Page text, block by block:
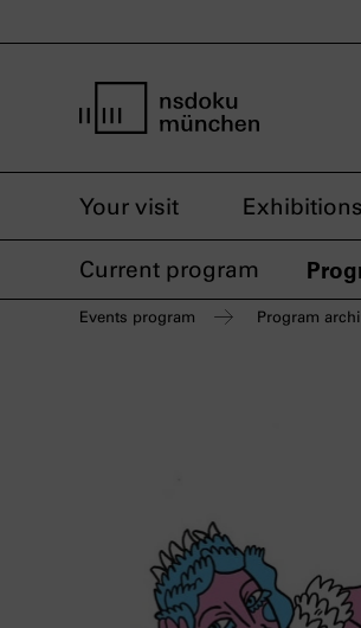
Your visit Exhibitions
Current program
Events program Program